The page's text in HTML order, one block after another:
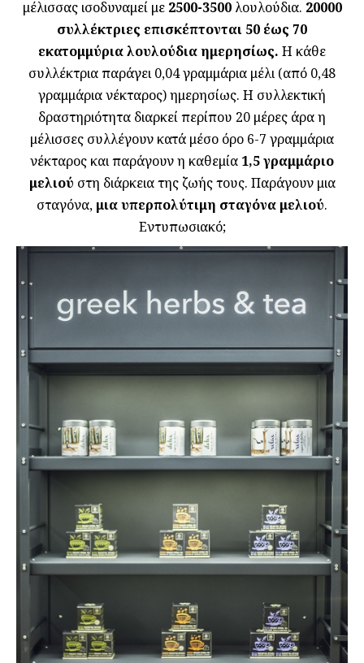
μέλισσας ισοδυναμεί με 2500-3500λουλούδια. 20000
συλλέκτριες επισκέπτονται 50 έως 70
εκατομμύρια λουλούδια ημερησίως. Η κάθε
συλλέκτρια παράγει 0,04 γραμμάρια μέλι (από 0,48
γραμμάρια νέκταρος) ημερησίως. Η συλλεκτική
δραστηριότητα διαρκεί περίπου 20 μέρες άρα η
μέλισσες συλλέγουν κατά μέσο όρο 6-7 γραμμάρια
νέκταρος και παράγουν η καθεμία 1,5 γραμμάριο
μελιού στη διάρκεια της ζωής τους. Παράγουν μια
σταγόνα, μια υπερπολύτιμη σταγόνα μελιού.
Εντυπωσιακό;